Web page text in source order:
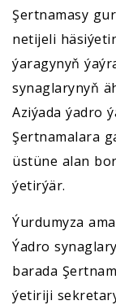
Şertnamasy
netijeli
ýaragynyň
synaglarynyň
Aziýada ýadro
Şertnamalara
üstüne alan
ýetirýär.
Ýurdumyza
Ýadro
barada
ýetiriji